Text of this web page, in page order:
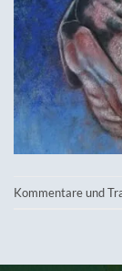
Kommentare und